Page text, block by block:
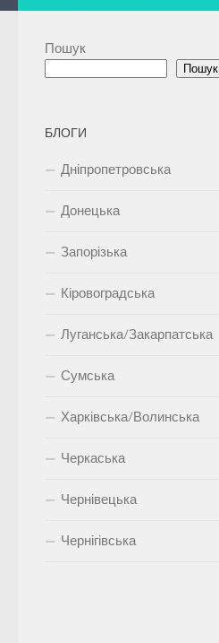
Пошук
Пошук
БЛОГИ
Дніпропетровська
Донецька
Запорізька
Кіровоградська
Луганська/Закарпатська
Сумська
Харківська/Волинська
Черкаська
Чернівецька
Чернігівська